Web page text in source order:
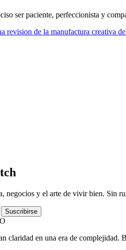
ser paciente, perfeccionista y
revision de la manufactura creativa
negocios y el arte de vivir bien. Sin
Suscribirse
claridad en una era de